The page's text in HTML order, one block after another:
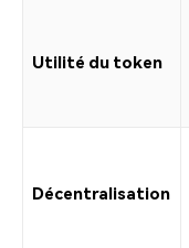
Utilité du token
Décentralisation